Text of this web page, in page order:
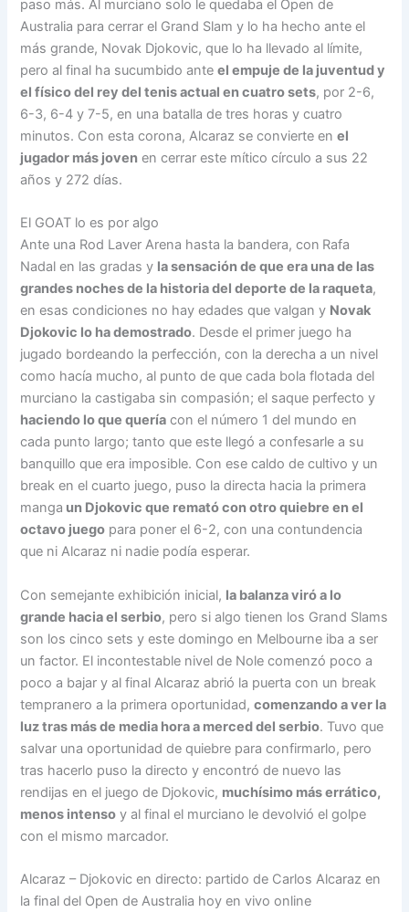
paso más. Al murciano solo le quedaba el Open de
Australia para cerrar el Grand Slam y lo ha hecho ante el
más grande, Novak Djokovic, que lo ha llevado al límite,
pero al final ha sucumbido anteel empuje de la juventud y
el físico del rey del tenis actual en cuatro sets, por 2-6,
6-3, 6-4 y 7-5, en una batalla de tres horas y cuatro
minutos. Con esta corona, Alcaraz se convierte enel
jugador más joven en cerrar este mítico círculo a sus 22
años y 272 días.
El GOAT lo es por algo
Ante una Rod Laver Arena hasta la bandera, con Rafa
Nadal en las gradas y la sensación de que era una de las
grandes noches de la historia del deporte de la raqueta,
en esas condiciones no hay edades que valgan y Novak
Djokovic lo ha demostrado. Desde el primer juego ha
jugado bordeando la perfección, con la derecha a un nivel
como hacía mucho, al punto de que cada bola flotada del
murciano la castigaba sin compasión; el saque perfecto y
haciendo lo que quería con el número 1 del mundo en
cada punto largo; tanto que este llegó a confesarle a su
banquillo que era imposible. Con ese caldo de cultivo y un
break en el cuarto juego, puso la directa hacia la primera
manga un Djokovic que remató con otro quiebre en el
octavo juego para poner el 6-2, con una contundencia
que ni Alcaraz ni nadie podía esperar.
Con semejante exhibición inicial, la balanza viró a lo
grande hacia el serbio, pero si algo tienen los Grand Slams
son los cinco sets y este domingo en Melbourne iba a ser
un factor. El incontestable nivel de Nole comenzó poco a
poco a bajar y al final Alcaraz abrió la puerta con un break
tempranero a la primera oportunidad,comenzando a ver la
luz tras más de media hora a merced del serbio. Tuvo que
salvar una oportunidad de quiebre para confirmarlo, pero
tras hacerlo puso la directo y encontró de nuevo las
rendijas en el juego de Djokovic, muchísimo más errático,
menos intenso y al final el murciano le devolvió el golpe
con el mismo marcador.
Alcaraz – Djokovic en directo: partido de Carlos Alcaraz en
la final del Open de Australia hoy en vivo online